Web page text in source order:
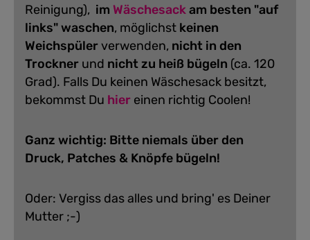
Reinigung), im Wäschesackam besten "auf
links" waschen, möglichst keinen
Weichspülerverwenden, nicht in den
Trockner und nicht zu heiß bügeln (ca. 120
Grad). Falls Du keinen Wäschesack besitzt,
bekommst Du hier einen richtig Coolen!
Ganz wichtig: Bitte niemals über den
Druck, Patches & Knöpfe bügeln!
Oder: Vergiss das alles und bring' es Deiner
Mutter ;-)